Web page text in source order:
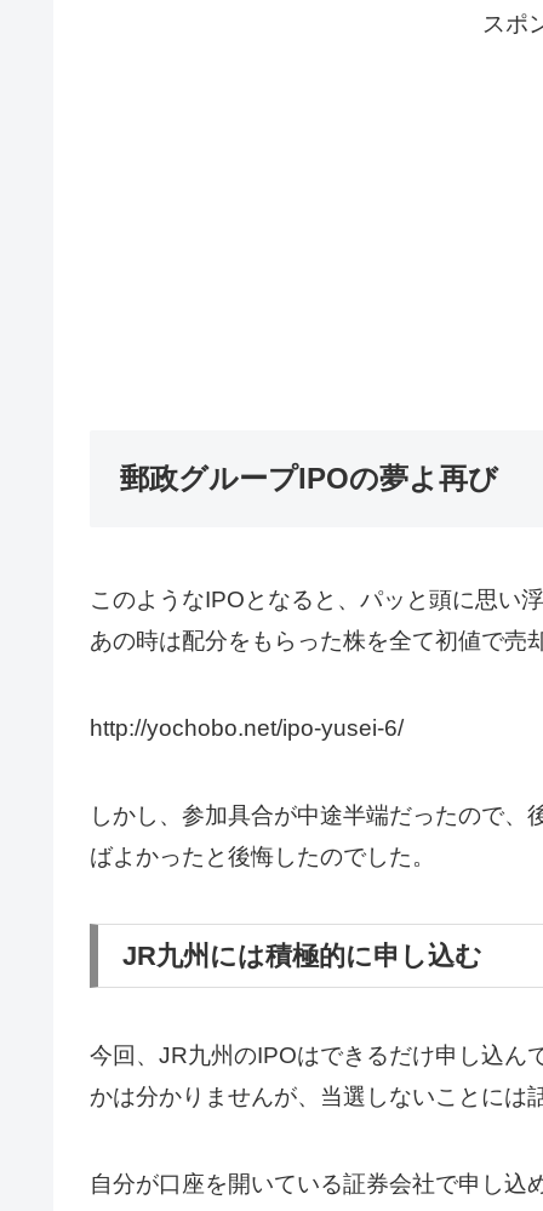
スポ
郵政グループIPOの夢よ再び
このようなIPOとなると、パッと頭に思い
あの時は配分をもらった株を全て初値で売
http://yochobo.net/ipo-yusei-6/
しかし、参加具合が中途半端だったので
ばよかったと後悔したのでした。
JR九州には積極的に申し込む
今回、JR九州のIPOはできるだけ申し込ん
かは分かりませんが、当選しないことには
自分が口座を開いている証券会社で申し